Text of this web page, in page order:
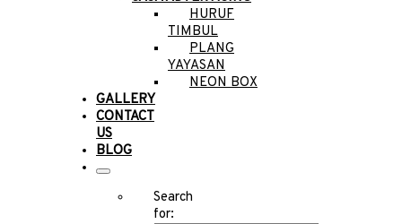
HURUF
TIMBUL
PLANG
YAYASAN
NEON BOX
GALLERY
CONTACT
US
BLOG
Search
for: